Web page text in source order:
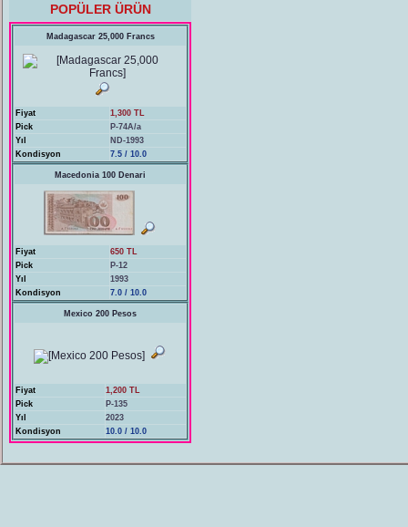
POPÜLER ÜRÜN
Madagascar 25,000 Francs
Fiyat
1,300 TL
Pick
P-74A/a
Yıl
ND-1993
Kondisyon
7.5 / 10.0
Macedonia 100 Denari
Fiyat
650 TL
Pick
P-12
Yıl
1993
Kondisyon
7.0 / 10.0
Mexico 200 Pesos
Fiyat
1,200 TL
Pick
P-135
Yıl
2023
Kondisyon
10.0 / 10.0